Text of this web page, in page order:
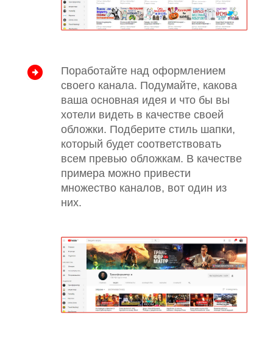
Поработайте над оформлением
своего канала. Подумайте, какова
ваша основная идея и что бы вы
хотели видеть в качестве своей
обложки. Подберите стиль шапки,
который будет соответствовать
всем превью обложкам. В качестве
примера можно привести
множество каналов, вот один из
них.